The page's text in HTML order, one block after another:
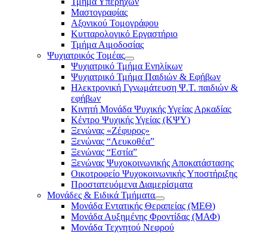
Μαστογραφίας
Αξονικού Τομογράφου
Κυτταρολογικό Εργαστήριο
Τμήμα Αιμοδοσίας
Ψυχιατρικός Τομέας
Ψυχιατρικό Τμήμα Ενηλίκων
Ψυχιατρικό Τμήμα Παιδιών & Εφήβων
Ηλεκτρονική Γγνωμάτευση Ψ.Τ. παιδιών &
εφήβων
Κινητή Μονάδα Ψυχικής Υγείας Αρκαδίας
Κέντρο Ψυχικής Υγείας (ΚΨΥ)
Ξενώνας «Ζέφυρος»
Ξενώνας “Λευκοθέα”
Ξενώνας “Εστία”
Ξενώνας Ψυχοκοινωνικής Αποκατάστασης
Οικοτροφείο Ψυχοκοινωνικής Υποστήριξης
Προστατευόμενα Διαμερίσματα
Μονάδες & Ειδικά Τμήματα
Μονάδα Εντατικής Θεραπείας (ΜΕΘ)
Μονάδα Αυξημένης Φροντίδας (ΜΑΦ)
Μονάδα Τεχνητού Νεφρού